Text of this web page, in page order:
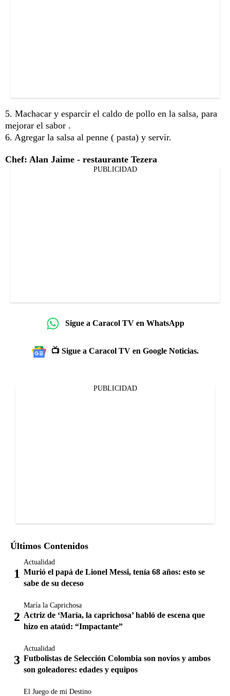
5. Machacar y esparcir el caldo de pollo en la salsa, para
mejorar el sabor .
6. Agregar la salsa al penne ( pasta) y servir.
Chef: Alan Jaime - restaurante Tezera
PUBLICIDAD
Sigue a Caracol TV en WhatsApp
📺 Sigue a Caracol TV en Google Noticias.
PUBLICIDAD
Últimos Contenidos
Actualidad
Murió el papá de Lionel Messi, tenía 68 años: esto se
sabe de su deceso
María la Caprichosa
Actriz de ‘María, la caprichosa’ habló de escena que
hizo en ataúd: “Impactante”
Actualidad
Futbolistas de Selección Colombia son novios y ambos
son goleadores: edades y equipos
El Juego de mi Destino